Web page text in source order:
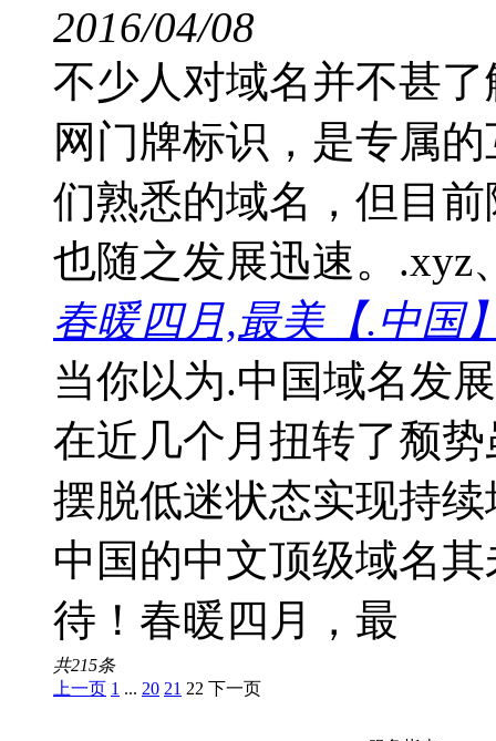
2016/04/08
不少人对域名并不甚
网门牌标识，是专属
们熟悉的域名，但目
也随之发展迅速。.xyz
春暖四月,最美【.中国
当你以为.中国域名发
在近几个月扭转了颓
摆脱低迷状态实现持
中国的中文顶级域名
待！春暖四月，最
共215条
上一页 1 ... 20 21 22 下一页